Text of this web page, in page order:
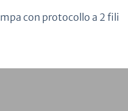
con protocollo a 2 fili